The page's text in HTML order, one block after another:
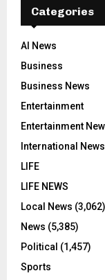
Categories
AI News
Business
Business News
Entertainment
Entertainment
International News
LIFE
LIFE NEWS
Local News (3,062)
News (5,385)
Political (1,457)
Sports